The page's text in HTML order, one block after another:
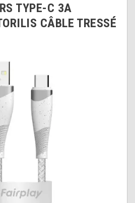
TYPE-C 3A
CÂBLE TRESSÉ